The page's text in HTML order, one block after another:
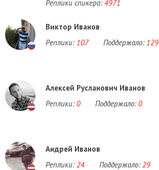
Реплики спикера: 4971
Виктор Иванов
Реплики: 107 Поддержало: 129
Алексей Русланович Иванов
Реплики: 0 Поддержало: 0
Андрей Иванов
Реплики: 24 Поддержало: 29